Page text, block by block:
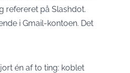
refereret på Slashdot.
i Gmail-kontoen. Det
én af to ting: koblet